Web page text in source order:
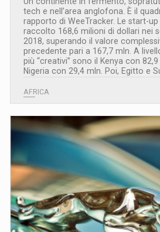
tech e nell’area anglofona. È il
rapporto di WeeTracker. Le start-
raccolto 168,6 milioni di dollari nei
2018, superando il valore
precedente pari a 167,7 mln. A
più “creativi” sono il Kenya con
Nigeria con 29,4 mln. Poi, Egitto e
AFRICA